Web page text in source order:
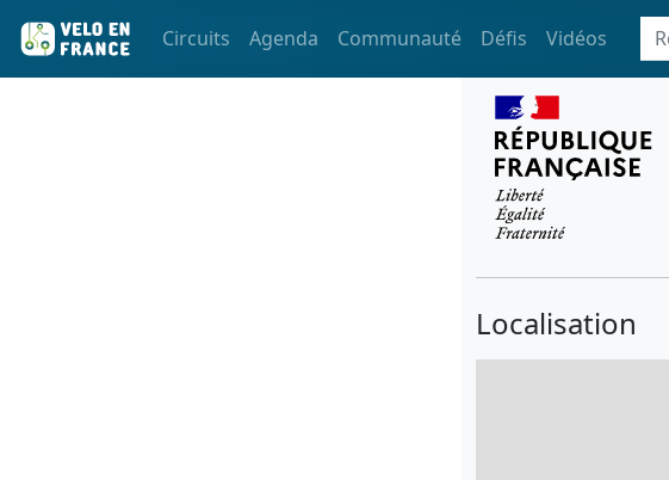
Circuits Agenda Communauté Défis Vidéos
Localisation